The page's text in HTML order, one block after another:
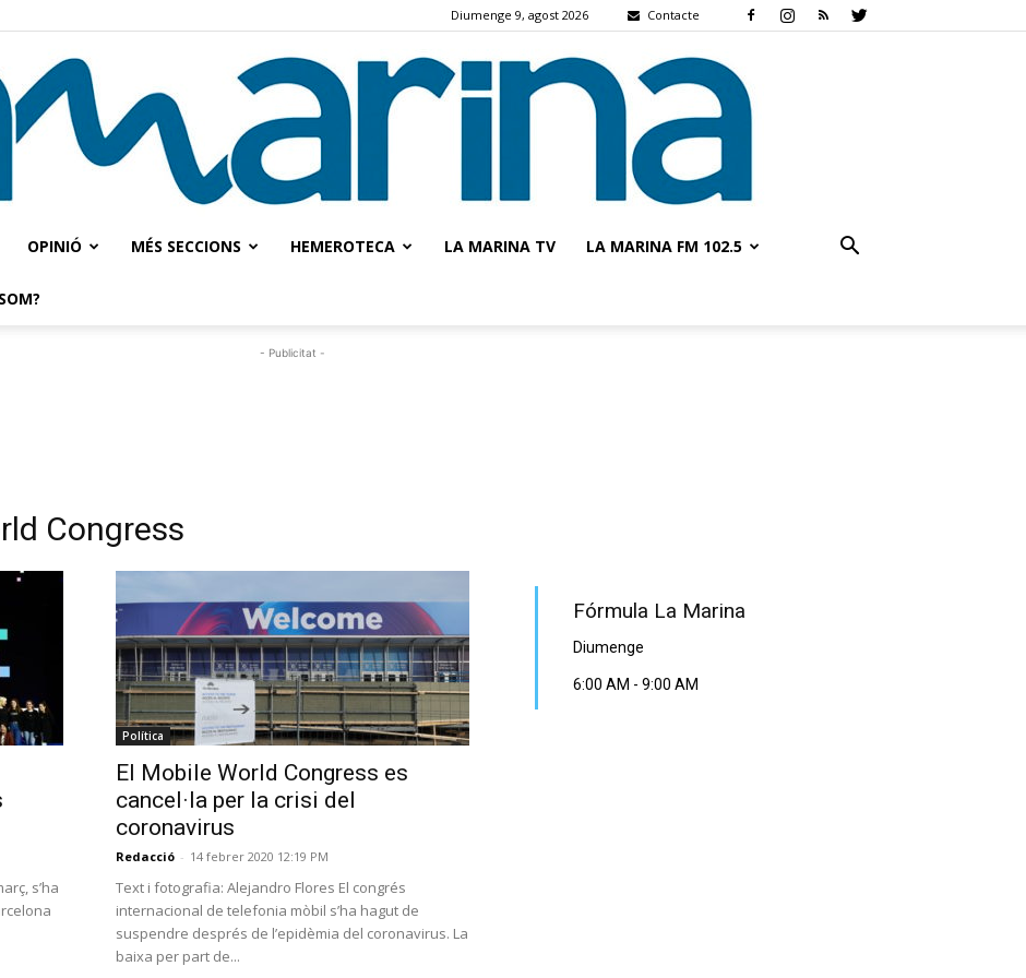
Diumenge 9, agost 2026 Contacte
OPINIÓ MÉS SECCIONS HEMEROTECA LA MARINA TV LA MARINA FM 102.5
- Publicitat -
Congress
s’ha
Política
El Mobile World Congress es
cancel·la per la crisi del
coronavirus
Redacció - 14 febrer 2020 12:19 PM
Text i fotografia: Alejandro Flores El congrés
internacional de telefonia mòbil s’ha hagut de
suspendre després de l’epidèmia del coronavirus. La
baixa per part de...
Fórmula La Marina
Diumenge
6:00 AM - 9:00 AM